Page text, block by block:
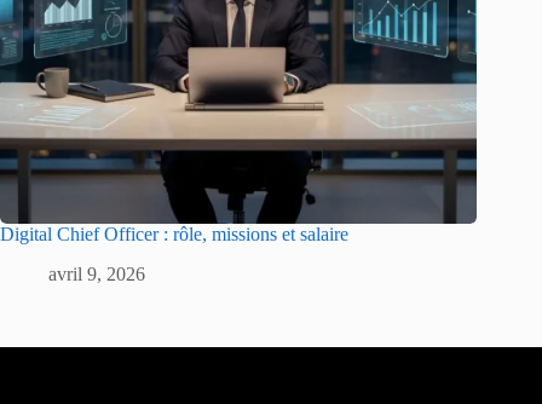
Digital Chief Officer : rôle, missions et salaire
avril 9, 2026